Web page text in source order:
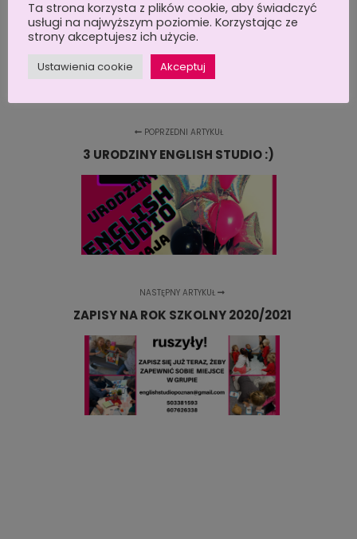
kontaktowy, na nasz adres email:
englishstudiopoznan@gmail.com lub po
prostu zadzwoń: 503381593.
POPRZEDNI ARTYKUŁ
3 URODZINY ENGLISH STUDIO :)
NASTĘPNY ARTYKUŁ
ZAPISY NA ROK SZKOLNY 2020/2021
Ta strona korzysta z plików cookie, aby świadczyć
usługi na najwyższym poziomie. Korzystając ze
strony akceptujesz ich użycie.
Ustawienia cookie Akceptuj